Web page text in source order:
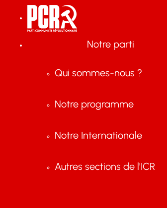
Notre parti
Qui sommes-nous ?
Notre programme
Notre Internationale
Autres sections de l'ICR